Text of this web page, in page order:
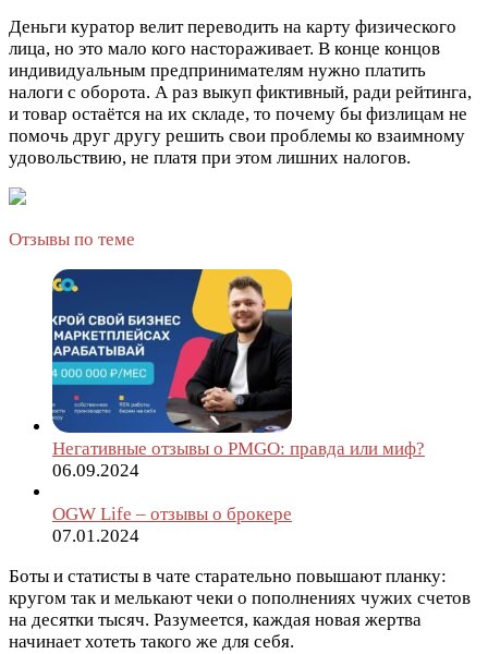
Деньги куратор велит переводить на карту физического
лица, но это мало кого настораживает. В конце концов
индивидуальным предпринимателям нужно платить
налоги с оборота. А раз выкуп фиктивный, ради рейтинга,
и товар остаётся на их складе, то почему бы физлицам не
помочь друг другу решить свои проблемы ко взаимному
удовольствию, не платя при этом лишних налогов.
Отзывы по теме
Негативные отзывы о PMGO: правда или миф?
06.09.2024
OGW Life – отзывы о брокере
07.01.2024
Боты и статисты в чате старательно повышают планку:
кругом так и мелькают чеки о пополнениях чужих счетов
на десятки тысяч. Разумеется, каждая новая жертва
начинает хотеть такого же для себя.